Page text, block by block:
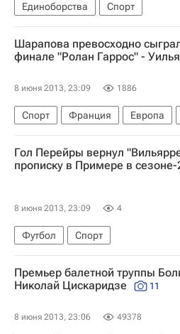
Единоборства
Спорт
Чемпионат Европы по боксу
Шарапова превосходно
финале "Ролан Гаррос" -
8 июня 2013, 23:09 1886
Спорт Франция Европа
Серена Уильямс
Рафаэль
Ролан Гаррос
Мария
Гол Перейры вернул
прописку в Примере в
8 июня 2013, 23:09 4
Футбол
Спорт
Чемпионат Испании по футболу
Вильярреал
Хонатан Перейра
Премьер балетной труппы
Николай Цискаридзе
11
8 июня 2013, 23:06 49378